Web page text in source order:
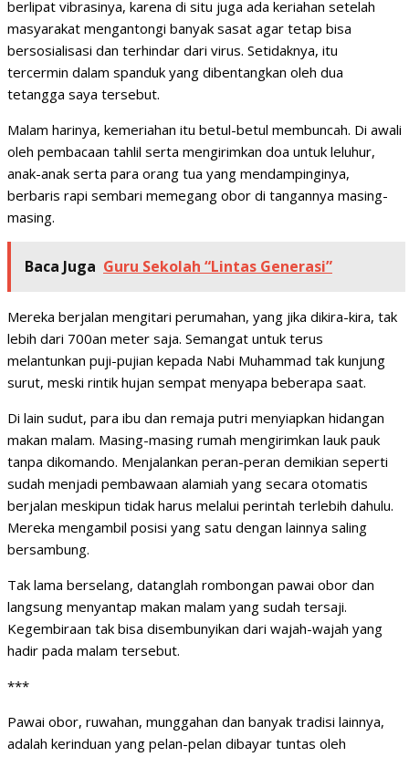
berlipat vibrasinya, karena di situ juga ada keriahan setelah
masyarakat mengantongi banyak sasat agar tetap bisa
bersosialisasi dan terhindar dari virus. Setidaknya, itu
tercermin dalam spanduk yang dibentangkan oleh dua
tetangga saya tersebut.
Malam harinya, kemeriahan itu betul-betul membuncah. Di awali
oleh pembacaan tahlil serta mengirimkan doa untuk leluhur,
anak-anak serta para orang tua yang mendampinginya,
berbaris rapi sembari memegang obor di tangannya masing-
masing.
Baca Juga Guru Sekolah “Lintas Generasi”
Mereka berjalan mengitari perumahan, yang jika dikira-kira, tak
lebih dari 700an meter saja. Semangat untuk terus
melantunkan puji-pujian kepada Nabi Muhammad tak kunjung
surut, meski rintik hujan sempat menyapa beberapa saat.
Di lain sudut, para ibu dan remaja putri menyiapkan hidangan
makan malam. Masing-masing rumah mengirimkan lauk pauk
tanpa dikomando. Menjalankan peran-peran demikian seperti
sudah menjadi pembawaan alamiah yang secara otomatis
berjalan meskipun tidak harus melalui perintah terlebih dahulu.
Mereka mengambil posisi yang satu dengan lainnya saling
bersambung.
Tak lama berselang, datanglah rombongan pawai obor dan
langsung menyantap makan malam yang sudah tersaji.
Kegembiraan tak bisa disembunyikan dari wajah-wajah yang
hadir pada malam tersebut.
***
Pawai obor, ruwahan, munggahan dan banyak tradisi lainnya,
adalah kerinduan yang pelan-pelan dibayar tuntas oleh